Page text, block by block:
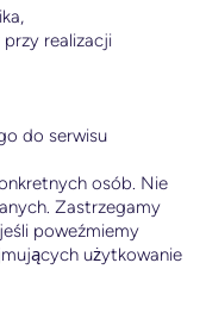
realizacji
do serwisu
osób. Nie
Zastrzegamy
poweźmiemy
użytkowanie